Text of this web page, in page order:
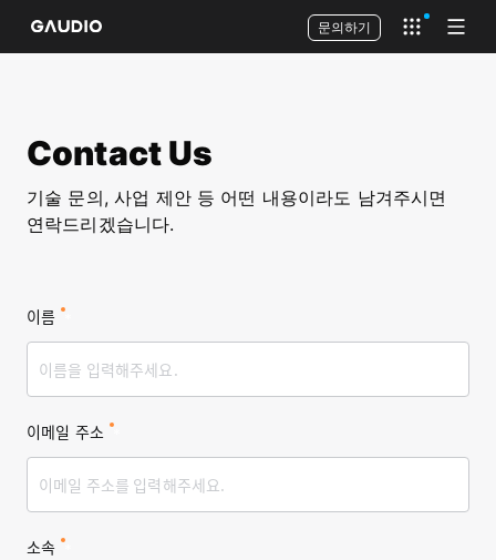
문의하기
Open app
Contact Us
기술 문의, 사업 제안 등 어떤 내용이라도 남겨주시면
연락드리겠습니다.
이름
이메일 주소
소속